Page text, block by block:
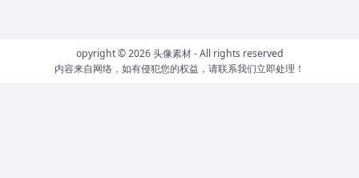
opyright © 2026 头像素材 - All rights reserved
内容来自网络，如有侵犯您的权益，请联系我们立即处理！